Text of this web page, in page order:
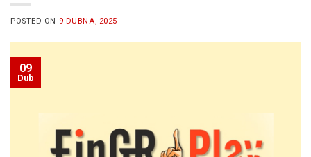
POSTED ON 9 DUBNA, 2025
09
Dub